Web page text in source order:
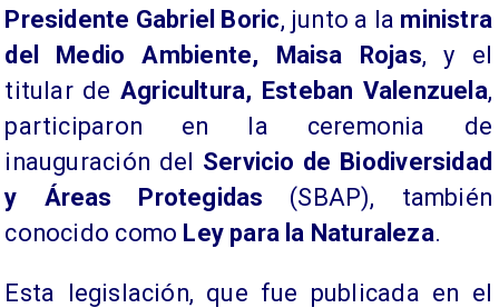
Presidente Gabriel Boric, junto a la ministra
del Medio Ambiente, Maisa Rojas, y el
titular de Agricultura, Esteban Valenzuela,
participaron en la ceremonia de
inauguración del Servicio de Biodiversidad
y Áreas Protegidas (SBAP), también
conocido como Ley para la Naturaleza.
Esta legislación, que fue publicada en el